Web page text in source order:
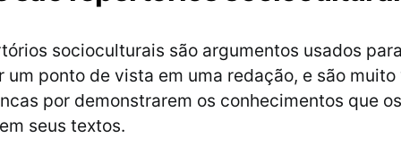
socioculturais são argumentos usados
um ponto de vista em uma redação, e são
por demonstrarem os conhecimentos que
seus textos.